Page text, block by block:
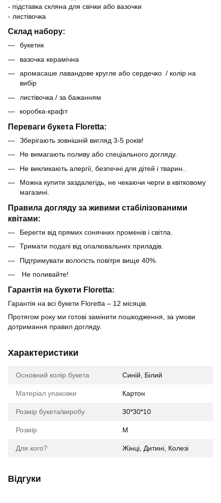
- підставка скляна для свічки або вазочки
- листівочка
Склад набору:
букетик
вазочка керамічна
аромасаше лавандове кругле або сердечко / колір на
вибір
листівочка / за бажанням
коробка-крафт
Переваги букета Floretta:
Зберігають зовнішній вигляд 3-5 років!
Не вимагають поливу або спеціального догляду.
Не викликають алергії, безпечні для дітей і тварин..
Можна купити заздалегідь, не чекаючи черги в квітковому
магазині.
Правила догляду за живими стабілізованими
квітами:
Берегти від прямих сонячних променів і світла.
Тримати подалі від опалювальних приладів.
Підтримувати вологість повітря вище 40%.
Не поливайте!
Гарантія на букети Floretta:
Гарантія на всі букети Floretta – 12 місяців.
Протягом року ми готові замінити пошкодження, за умови
дотримання правил догляду.
Характеристики
Основний колір букета Синій, Білий
Матеріал упаковки Картон
Розмір букета/виробу 30*30*10
Розмір М
Для кого? Жінці, Дитині, Колезі
Відгуки